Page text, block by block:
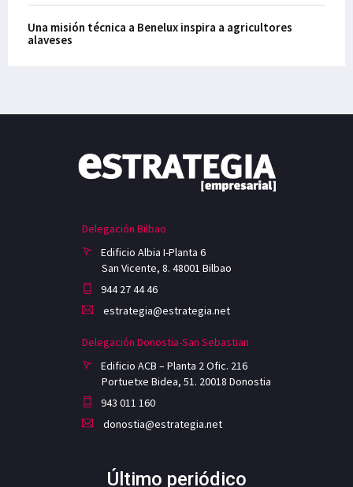
Una misión técnica a Benelux inspira a agricultores
alaveses
Delegación Bilbao
Edificio Albia I-Planta 6
San Vicente, 8. 48001 Bilbao
944 27 44 46
estrategia@estrategia.net
Delegación Donostia-San Sebastian
Edificio ACB – Planta 2 Ofic. 216
Portuetxe Bidea, 51. 20018 Donostia
943 011 160
donostia@estrategia.net
Último periódico